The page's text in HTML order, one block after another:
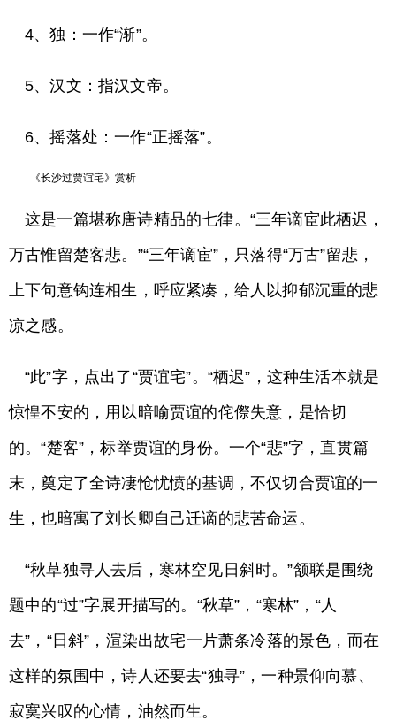
4、独：一作“渐”。
5、汉文：指汉文帝。
6、摇落处：一作“正摇落”。
《长沙过贾谊宅》赏析
这是一篇堪称唐诗精品的七律。“三年谪宦此栖迟，
万古惟留楚客悲。”“三年谪宦”，只落得“万古”留悲，
上下句意钩连相生，呼应紧凑，给人以抑郁沉重的悲
凉之感。
“此”字，点出了“贾谊宅”。“栖迟”，这种生活本就是
惊惶不安的，用以暗喻贾谊的侘傺失意，是恰切
的。“楚客”，标举贾谊的身份。一个“悲”字，直贯篇
末，奠定了全诗凄怆忧愤的基调，不仅切合贾谊的一
生，也暗寓了刘长卿自己迁谪的悲苦命运。
“秋草独寻人去后，寒林空见日斜时。”颔联是围绕
题中的“过”字展开描写的。“秋草”，“寒林”，“人
去”，“日斜”，渲染出故宅一片萧条冷落的景色，而在
这样的氛围中，诗人还要去“独寻”，一种景仰向慕、
寂寞兴叹的心情，油然而生。